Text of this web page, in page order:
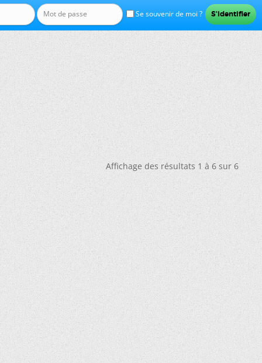
Se souvenir de moi ?
Affichage des résultats 1 à 6 sur 6